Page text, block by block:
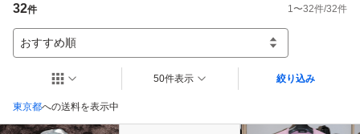
32件 1 〜32件/32件
おすすめ順
東京都への送料を表示中
50件表示 絞り込み